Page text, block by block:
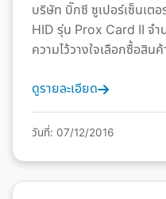
บริษัท บิ๊กซี ซูเปอร์เซ็นเต
HID รุ่น Prox Card II จ
ความไว้วางใจเลือกซื้อสิน
ดูรายละเอียด
วันที่: 07/12/2016